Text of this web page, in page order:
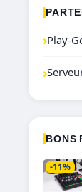
›Play-
›
BONS
-11%